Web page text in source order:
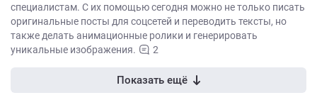
специалистам. С их помощью сегодня можно не только писать
оригинальные посты для соцсетей и переводить тексты, но
также делать анимационные ролики и генерировать
уникальные изображения.
2
Показать ещё